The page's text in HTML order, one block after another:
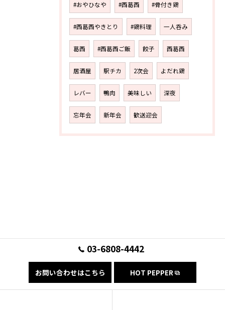
#おやひなや #西葛西 #骨付き鶏
#西葛西やきとり #鶏料理 一人呑み
葛西 #西葛西ご飯 餃子 西葛西
居酒屋 駅チカ 2次会 よだれ鶏
レバー 鴨肉 美味しい 深夜
忘年会 新年会 歓送迎会
03-6808-4442
お問い合わせはこちら HOT PEPPER